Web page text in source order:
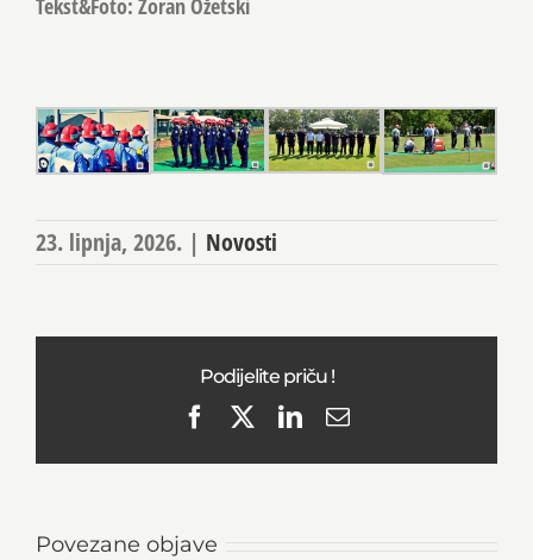
Tekst&Foto: Zoran Ožetski
23. lipnja, 2026. | Novosti
Podijelite priču !
FacebookLinkedIn
Email
Povezane objave